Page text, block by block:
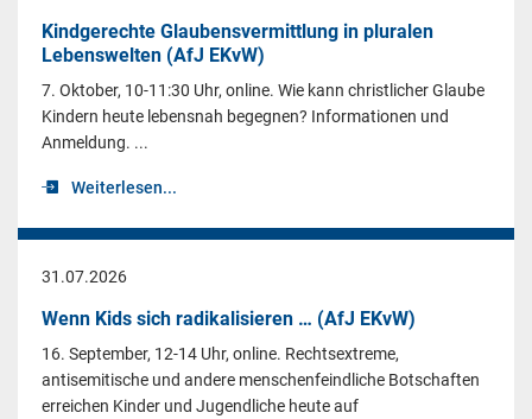
Kindgerechte Glaubensvermittlung in pluralen
Lebenswelten (AfJ EKvW)
7. Oktober, 10-11:30 Uhr, online. Wie kann christlicher Glaube
Kindern heute lebensnah begegnen? Informationen und
Anmeldung. ...
Weiterlesen...
31.07.2026
Wenn Kids sich radikalisieren … (AfJ EKvW)
16. September, 12-14 Uhr, online. Rechtsextreme,
antisemitische und andere menschenfeindliche Botschaften
erreichen Kinder und Jugendliche heute auf